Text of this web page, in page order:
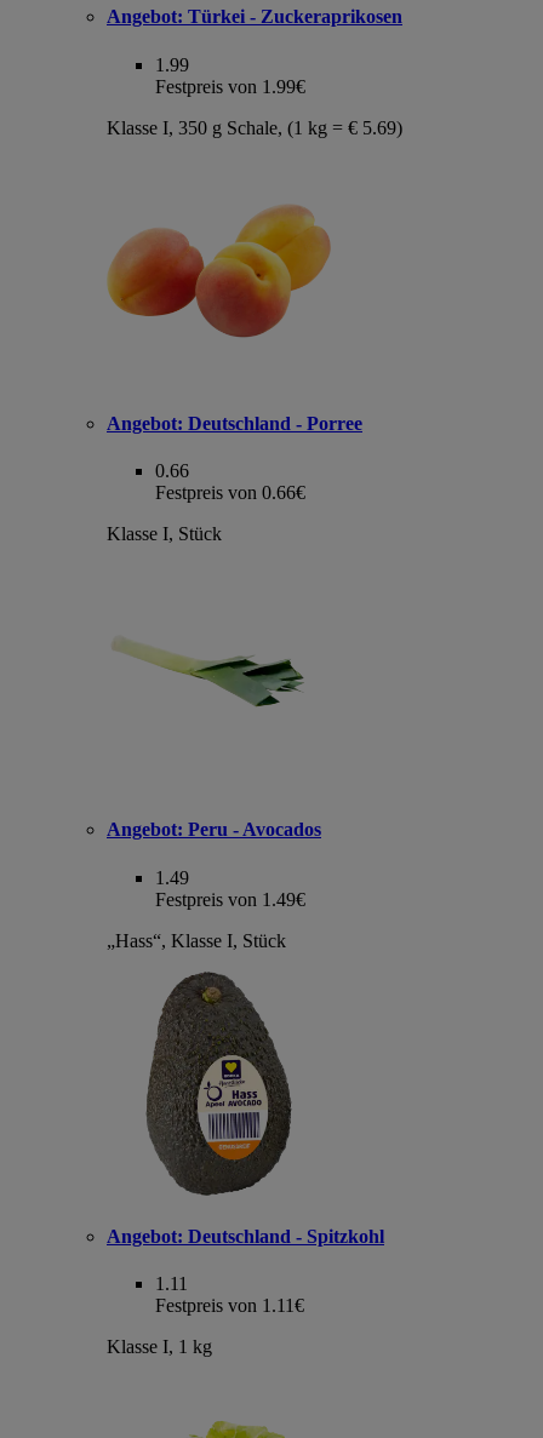
Angebot: Türkei - Zuckeraprikosen
1.99
Festpreis von 1.99€
Klasse I, 350 g Schale, (1 kg = € 5.69)
Angebot: Deutschland - Porree
0.66
Festpreis von 0.66€
Klasse I, Stück
Angebot: Peru - Avocados
1.49
Festpreis von 1.49€
„Hass“, Klasse I, Stück
Angebot: Deutschland - Spitzkohl
1.11
Festpreis von 1.11€
Klasse I, 1 kg